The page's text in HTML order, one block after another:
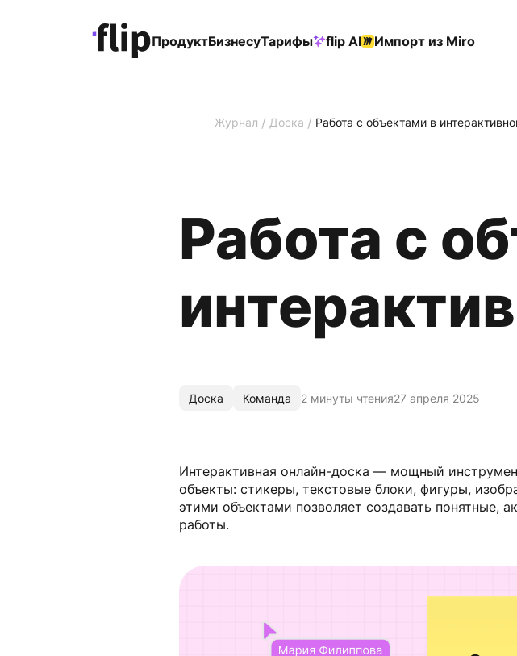
ПродуктБизнесуТарифы flip AI Импорт из Miro
Журнал / Доска / Работа с объектами в
Работа с
Доска Команда 2 минуты чтения27 апреля 2025
Интерактивная онлайн-доска — мощный
объекты: стикеры, текстовые блоки, фигуры,
этими объектами позволяет создавать понятные,
работы.